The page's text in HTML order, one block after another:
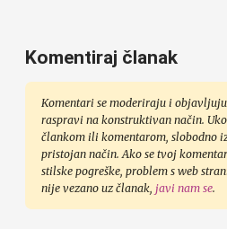
Komentiraj članak
Komentari se moderiraju i
raspravi na konstruktivan način.
člankom ili komentarom, slobodno
pristojan način. Ako se tvoj
stilske pogreške, problem s web
nije vezano uz članak, javi nam se.